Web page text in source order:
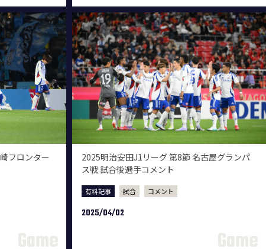
フロンター
2025明治安田J1リーグ 第8節 名古屋グランパ
ス戦 試合後選手コメント
有料記事 試合 コメント
2025/04/02